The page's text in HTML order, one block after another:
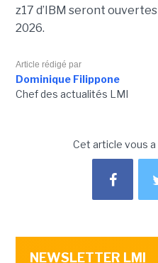
z17 d’IBM seront
2026.
Article rédigé par
Dominique Filippone
Chef des actualités LMI
Cet article vous a
NEWSLETTER LMI